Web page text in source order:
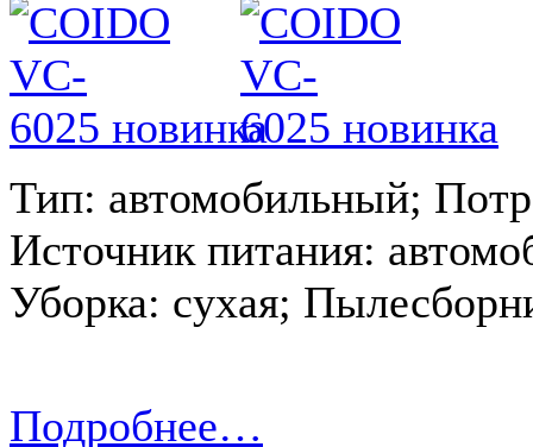
Тип: автомобильный;
Источник питания:
Уборка: сухая;
Подробнее…